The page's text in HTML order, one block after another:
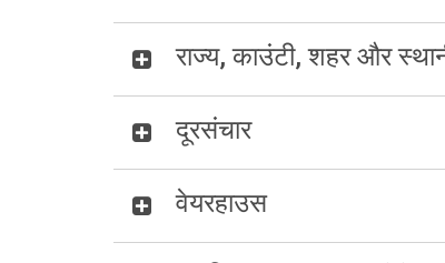
राज्य, काउंटी, शहर और
दूरसंचार
वेयरहाउस